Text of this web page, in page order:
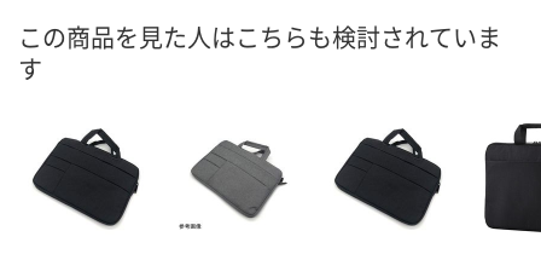
カゴへ カゴへ カ
この商品を見た人はこちらも検討されていま
す